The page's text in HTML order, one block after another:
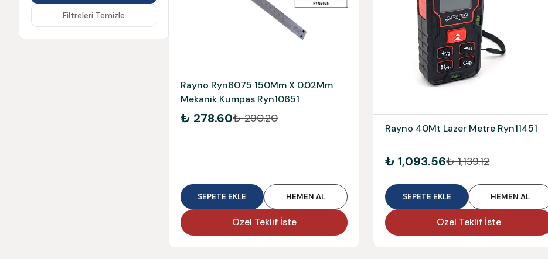
Filtreleri Temizle
Rayno Ryn6075 150Mm X 0.02Mm
Mekanik Kumpas Ryn10651
₺ 278.60₺ 290.20
SEPETE EKLE HEMEN AL
Özel Teklif İste
Rayno 40Mt Lazer Metre Ryn11451
₺ 1,093.56₺ 1,139.12
SEPETE EKLE HEMEN AL
Özel Teklif İste